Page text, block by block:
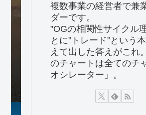
複数事業の経営者で兼
ダーです。
”OGの相関性サイクル
とに”トレード”という
えて出した答えがこれ
のチャートは全てのチ
オシレーター」。